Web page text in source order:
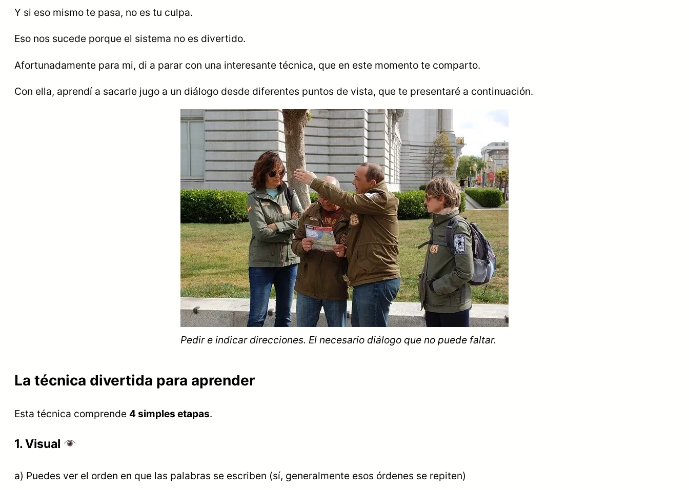
Y si eso mismo te pasa, no es tu culpa.
Eso nos sucede porque el sistema no es divertido.
Afortunadamente para mi, di a parar con una interesante técnica, que en este momento te comparto.
Con ella, aprendí a sacarle jugo a un diálogo desde diferentes puntos de vista, que te presentaré a continuación.
Pedir e indicar direcciones. El necesario diálogo que no puede faltar.
La técnica divertida para aprender
Esta técnica comprende 4 simples etapas.
1. Visual
a) Puedes ver el orden en que las palabras se escriben (sí, generalmente esos órdenes se repiten)